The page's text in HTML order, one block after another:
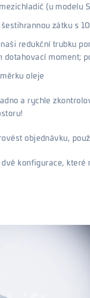
(u modelu
zátku s
redukční trubku
dotahovací moment;
oleje
a rychle
objednávku,
konfigurace,